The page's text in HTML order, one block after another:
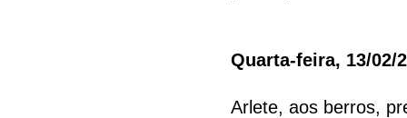
Quarta-feira, 13/02/
Arlete, aos berros,